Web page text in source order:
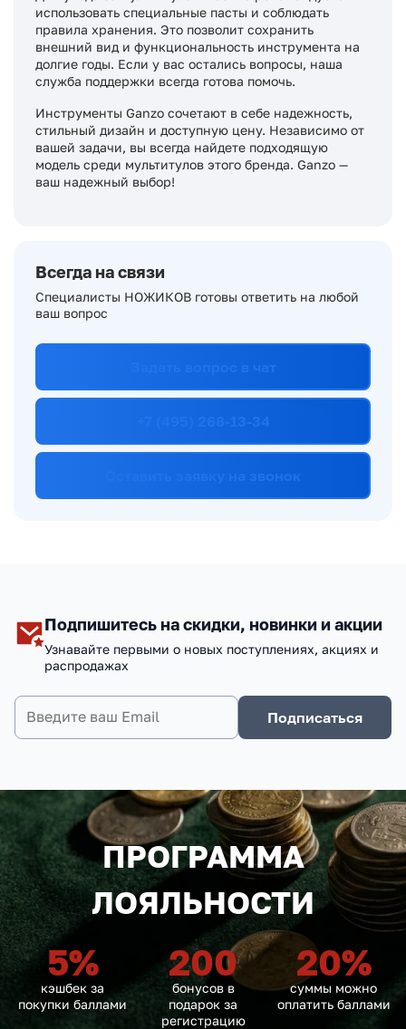
использовать специальные пасты и соблюдать
правила хранения. Это позволит сохранить
внешний вид и функциональность инструмента на
долгие годы. Если у вас остались вопросы, наша
служба поддержки всегда готова помочь.
Инструменты Ganzo сочетают в себе надежность,
стильный дизайн и доступную цену. Независимо от
вашей задачи, вы всегда найдете подходящую
модель среди мультитулов этого бренда. Ganzo —
ваш надежный выбор!
Всегда на связи
Специалисты НОЖИКОВ готовы ответить на любой
ваш вопрос
Подпишитесь на скидки, новинки и акции
Узнавайте первыми о новых поступлениях, акциях и
распродажах
Подписаться
ПРОГРАММА
ЛОЯЛЬНОСТИ
5%
кэшбек за
покупки баллами
200
бонусов в
подарок за
регистрацию
20%
суммы можно
оплатить баллами